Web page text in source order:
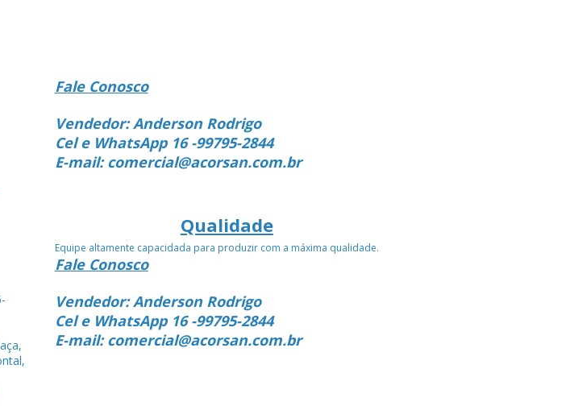
Fale Conosco
Vendedor: Anderson Rodrigo
Cel e WhatsApp 16 -99795-2844
E-mail: comercial@acorsan.com.br
Qualidade
Equipe altamente capacidada para produzir com a máxima qualidade.
Fale Conosco
Vendedor: Anderson Rodrigo
Cel e WhatsApp 16 -99795-2844
E-mail: comercial@acorsan.com.br